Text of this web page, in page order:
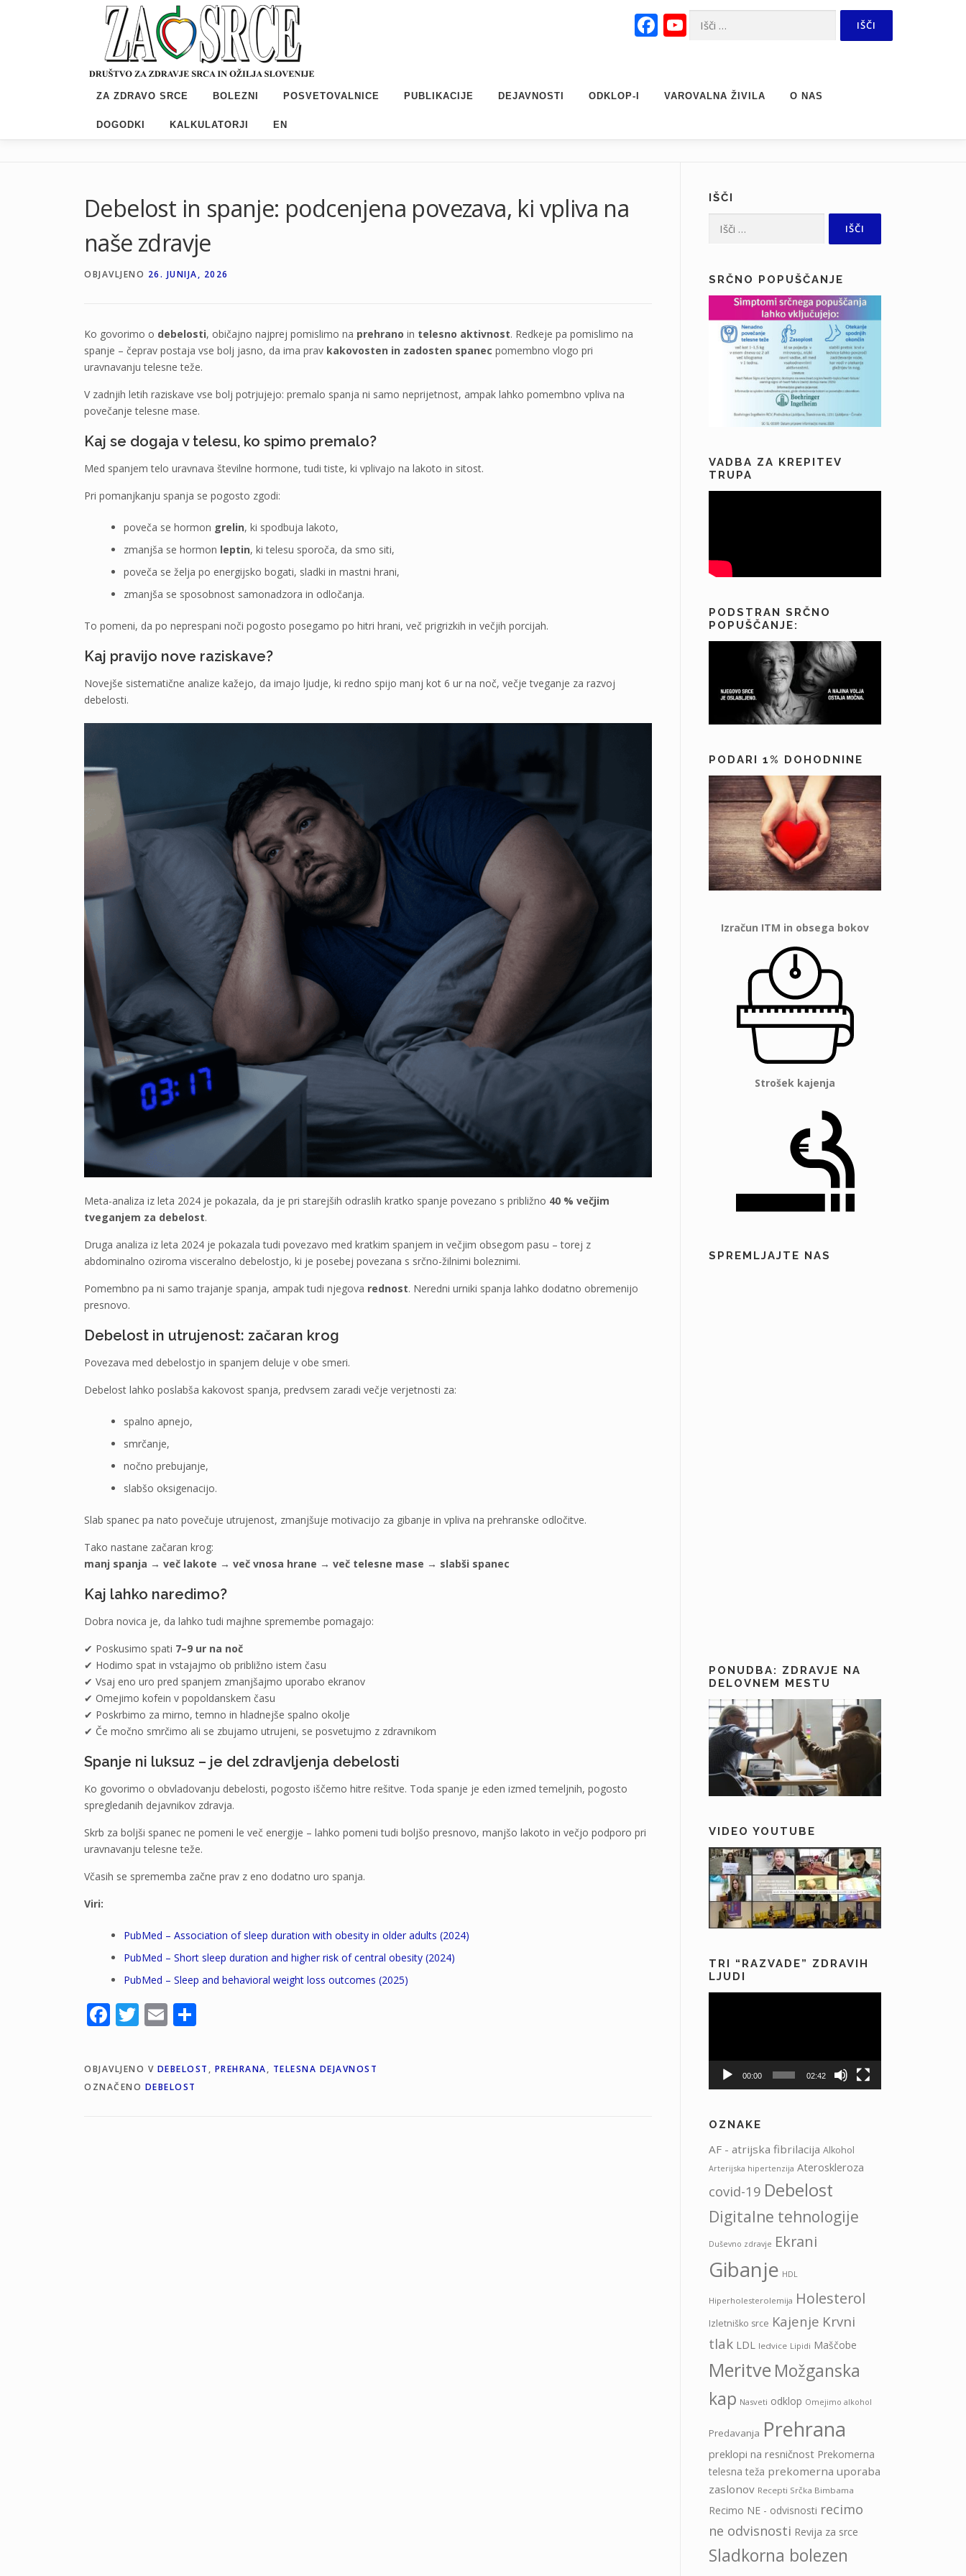
Facebook
YouTube
Išči:
ZA ZDRAVO SRCE BOLEZNI POSVETOVALNICE PUBLIKACIJE DEJAVNOSTI ODKLOP-I VAROVALNA ŽIVILA O NAS
DOGODKI KALKULATORJI EN
Debelost in spanje: podcenjena povezava, ki vpliva na
naše zdravje
OBJAVLJENO 26. JUNIJA, 2026
Ko govorimo o debelosti, običajno najprej pomislimo na prehrano in telesno aktivnost. Redkeje pa pomislimo na
spanje – čeprav postaja vse bolj jasno, da ima prav kakovosten in zadosten spanec pomembno vlogo pri
uravnavanju telesne teže.
V zadnjih letih raziskave vse bolj potrjujejo: premalo spanja ni samo neprijetnost, ampak lahko pomembno vpliva na
povečanje telesne mase.
Kaj se dogaja v telesu, ko spimo premalo?
Med spanjem telo uravnava številne hormone, tudi tiste, ki vplivajo na lakoto in sitost.
Pri pomanjkanju spanja se pogosto zgodi:
poveča se hormon grelin, ki spodbuja lakoto,
zmanjša se hormon leptin, ki telesu sporoča, da smo siti,
poveča se želja po energijsko bogati, sladki in mastni hrani,
zmanjša se sposobnost samonadzora in odločanja.
To pomeni, da po neprespani noči pogosto posegamo po hitri hrani, več prigrizkih in večjih porcijah.
Kaj pravijo nove raziskave?
Novejše sistematične analize kažejo, da imajo ljudje, ki redno spijo manj kot 6 ur na noč, večje tveganje za razvoj
debelosti.
Meta-analiza iz leta 2024 je pokazala, da je pri starejših odraslih kratko spanje povezano s približno 40 % večjim
tveganjem za debelost.
Druga analiza iz leta 2024 je pokazala tudi povezavo med kratkim spanjem in večjim obsegom pasu – torej z
abdominalno oziroma visceralno debelostjo, ki je posebej povezana s srčno-žilnimi boleznimi.
Pomembno pa ni samo trajanje spanja, ampak tudi njegova rednost. Neredni urniki spanja lahko dodatno obremenijo
presnovo.
Debelost in utrujenost: začaran krog
Povezava med debelostjo in spanjem deluje v obe smeri.
Debelost lahko poslabša kakovost spanja, predvsem zaradi večje verjetnosti za:
spalno apnejo,
smrčanje,
nočno prebujanje,
slabšo oksigenacijo.
Slab spanec pa nato povečuje utrujenost, zmanjšuje motivacijo za gibanje in vpliva na prehranske odločitve.
Tako nastane začaran krog:
manj spanja → več lakote → več vnosa hrane → več telesne mase → slabši spanec
Kaj lahko naredimo?
Dobra novica je, da lahko tudi majhne spremembe pomagajo:
✔ Poskusimo spati 7–9 ur na noč
✔ Hodimo spat in vstajajmo ob približno istem času
✔ Vsaj eno uro pred spanjem zmanjšajmo uporabo ekranov
✔ Omejimo kofein v popoldanskem času
✔ Poskrbimo za mirno, temno in hladnejše spalno okolje
✔ Če močno smrčimo ali se zbujamo utrujeni, se posvetujmo z zdravnikom
Spanje ni luksuz – je del zdravljenja debelosti
Ko govorimo o obvladovanju debelosti, pogosto iščemo hitre rešitve. Toda spanje je eden izmed temeljnih, pogosto
spregledanih dejavnikov zdravja.
Skrb za boljši spanec ne pomeni le več energije – lahko pomeni tudi boljšo presnovo, manjšo lakoto in večjo podporo pri
uravnavanju telesne teže.
Včasih se sprememba začne prav z eno dodatno uro spanja.
Viri:
PubMed – Association of sleep duration with obesity in older adults (2024)
PubMed – Short sleep duration and higher risk of central obesity (2024)
PubMed – Sleep and behavioral weight loss outcomes (2025)
Facebook
Twitter
Email
OBJAVLJENO V DEBELOST , PREHRANA, TELESNA DEJAVNOST
OZNAČENO DEBELOST
IŠČI
Išči:
SRČNO POPUŠČANJE
VADBA ZA KREPITEV
TRUPA
PODSTRAN SRČNO
POPUŠČANJE:
PODARI 1% DOHODNINE
Izračun ITM in obsega bokov
Strošek kajenja
SPREMLJAJTE NAS
PONUDBA: ZDRAVJE NA
DELOVNEM MESTU
VIDEO YOUTUBE
TRI “RAZVADE” ZDRAVIH
LJUDI
00:00 02:42
OZNAKE
AF - atrijska fibrilacija Alkohol
Arterijska hipertenzija Ateroskleroza
covid-19 Debelost
Digitalne tehnologije
Duševno zdravje Ekrani
Gibanje HDL
Hiperholesterolemija Holesterol
Izletniško srce Kajenje Krvni
tlak LDL ledvice Lipidi Maščobe
Meritve Možganska
kap Nasveti odklop Omejimo alkohol
Predavanja Prehrana
preklopi na resničnost Prekomerna
telesna teža prekomerna uporaba
zaslonov Recepti Srčka Bimbama
Recimo NE - odvisnosti recimo
ne odvisnosti Revija za srce
Sladkorna bolezen